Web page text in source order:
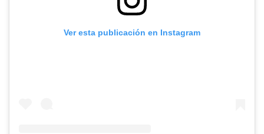
Ver esta publicación en Instagram